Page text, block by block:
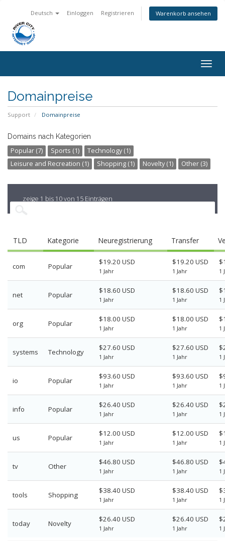
Deutsch Einloggen Registrieren Warenkorb ansehen
ein-/
Domainpreise
Support Domainpreise
Domains nach Kategorien
Popular (7) Sports (1)
Technology (1)
Leisure and Recreation (1)
Shopping (1) Novelty (1) Other (3)
zeige 1 bis 10 von 15 Einträgen
TLD Kategorie Neuregistrierung Transfer
com Popular $19.20 USD
1 Jahr
$19.20 USD
1 Jahr 1
net Popular $18.60 USD
1 Jahr
$18.60 USD
1 Jahr 1
org Popular $18.00 USD
1 Jahr
$18.00 USD
1 Jahr 1
systems Technology $27.60 USD
1 Jahr
$27.60 USD
1 Jahr 1
io Popular $93.60 USD
1 Jahr
$93.60 USD
1 Jahr 1
info Popular $26.40 USD
1 Jahr
$26.40 USD
1 Jahr 1
us Popular $12.00 USD
1 Jahr
$12.00 USD
1 Jahr 1
tv Other $46.80 USD
1 Jahr
$46.80 USD
1 Jahr 1
tools Shopping $38.40 USD
1 Jahr
$38.40 USD
1 Jahr 1
today Novelty $26.40 USD
1 Jahr
$26.40 USD
1 Jahr 1